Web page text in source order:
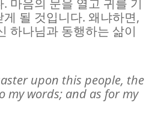
마음의 문을 열고 귀를 기
게 될 것입니다. 왜냐하면,
하나님과 동행하는 삶이
upon this people, the
my words; and as for my